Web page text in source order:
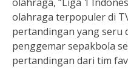
olahraga terpopuler di
pertandingan yang seru
penggemar sepakbola
pertandingan dari tim